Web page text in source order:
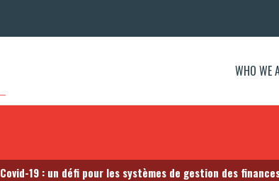
WHO WE
Covid-19 : un défi pour les systèmes de gestion des